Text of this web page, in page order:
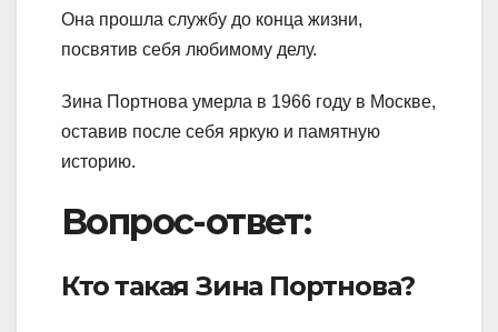
Она прошла службу до конца жизни,
посвятив себя любимому делу.
Зина Портнова умерла в 1966 году в Москве,
оставив после себя яркую и памятную
историю.
Вопрос-ответ:
Кто такая Зина Портнова?